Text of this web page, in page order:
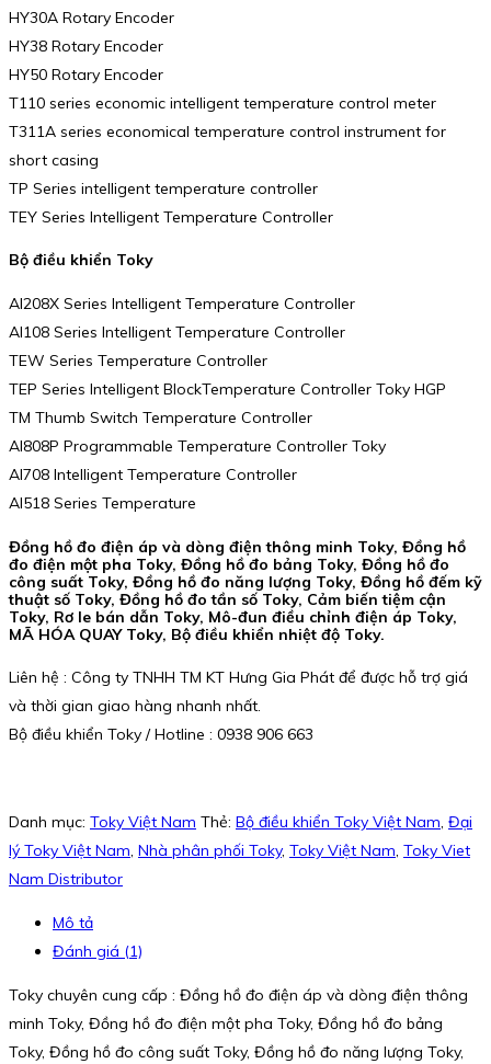
HY30A Rotary Encoder
HY38 Rotary Encoder
HY50 Rotary Encoder
T110 series economic intelligent temperature control meter
T311A series economical temperature control instrument for
short casing
TP Series intelligent temperature controller
TEY Series Intelligent Temperature Controller
Bộ điều khiển Toky
AI208X Series Intelligent Temperature Controller
AI108 Series Intelligent Temperature Controller
TEW Series Temperature Controller
TEP Series Intelligent BlockTemperature Controller Toky HGP
TM Thumb Switch Temperature Controller
AI808P Programmable Temperature Controller Toky
AI708 Intelligent Temperature Controller
AI518 Series Temperature
Đồng hồ đo điện áp và dòng điện thông minh Toky, Đồng hồ
đo điện một pha Toky, Đồng hồ đo bảng Toky, Đồng hồ đo
công suất Toky, Đồng hồ đo năng lượng Toky, Đồng hồ đếm kỹ
thuật số Toky, Đồng hồ đo tần số Toky, Cảm biến tiệm cận
Toky, Rơ le bán dẫn Toky, Mô-đun điều chỉnh điện áp Toky,
MÃ HÓA QUAY Toky, Bộ điều khiển nhiệt độ Toky.
Liên hệ : Công ty TNHH TM KT Hưng Gia Phát để được hỗ trợ giá
và thời gian giao hàng nhanh nhất.
Bộ điều khiển Toky / Hotline : 0938 906 663
Danh mục: Toky Việt Nam Thẻ: Bộ điều khiển Toky Việt Nam, Đại
lý Toky Việt Nam, Nhà phân phối Toky, Toky Việt Nam, Toky Viet
Nam Distributor
Mô tả
Đánh giá (1)
Toky chuyên cung cấp : Đồng hồ đo điện áp và dòng điện thông
minh Toky, Đồng hồ đo điện một pha Toky, Đồng hồ đo bảng
Toky, Đồng hồ đo công suất Toky, Đồng hồ đo năng lượng Toky,